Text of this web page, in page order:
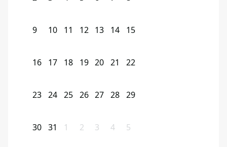
9 10 11 12 13 14 15
16 17 18 19 20 21 22
23 24 25 26 27 28 29
30 31 1 2 3 4 5